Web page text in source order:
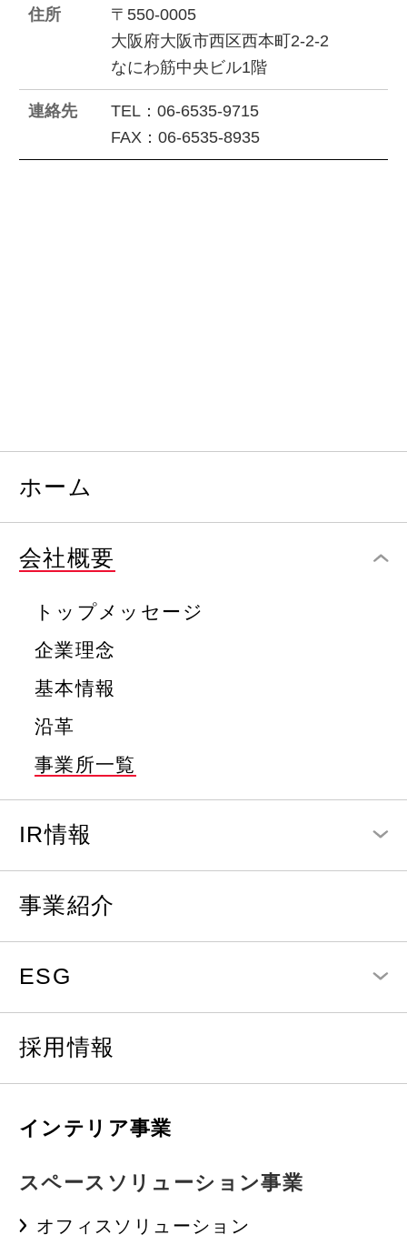
住所
〒550-0005
大阪府大阪市西区西本町2-2-2
なにわ筋中央ビル1階
連絡先
TEL：06-6535-9715
FAX：06-6535-8935
ホーム
会社概要
トップメッセージ
企業理念
基本情報
沿革
事業所一覧
IR情報
事業紹介
ESG
採用情報
インテリア事業
スペースソリューション事業
オフィスソリューション